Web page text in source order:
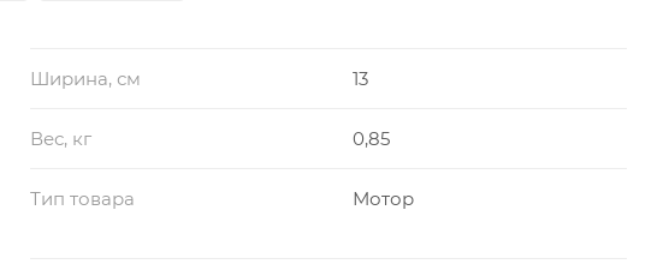
Ширина, см 13
Вес, кг 0,85
Тип товара Мотор